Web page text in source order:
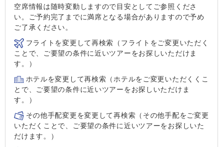
空席情報は随時変動しますので目安としてご参照くださ
い。ご予約完了までに満席となる場合がありますので予め
ご了承ください。
フライトを変更して再検索（フライトをご変更いただく
ことで、ご要望の条件に近いツアーをお探しいただけま
す。）
ホテルを変更して再検索（ホテルをご変更いただくくこ
とで、ご要望の条件に近いツアーをお探しいただけま
す。）
その他手配変更を変更して再検索（その他手配をご変更
いただくことで、ご要望の条件に近いツアーをお探しいた
だけます。）